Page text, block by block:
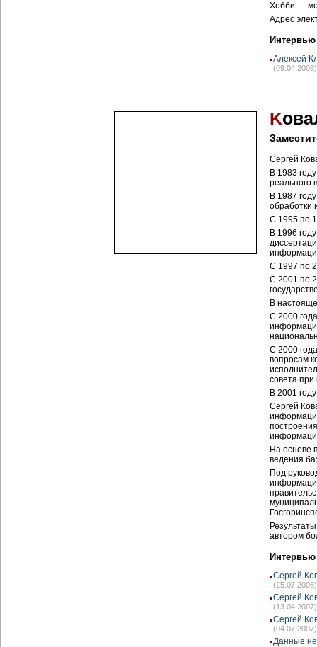
Хобби —
Адрес
Интервью
Алексей
(09.04.2008)
K
Сергей
В 1983
реального
В 1987
обработки
С 1995 по
В 1996
С 1997 по
С 2001 по
В
С 2000
С 2000
вопросам
совета
В 2001
Сергей
На основе
ведения
Под
автором
Интервью
Сергей
(25.07.2006)
Сергей
(13.04.2007)
Сергей
(04.07.2007)
Данные не